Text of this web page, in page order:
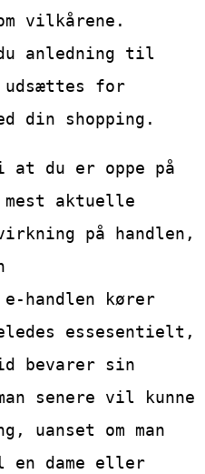
vilkårene.
anledning til
udsættes for
din shopping.
du er oppe på
mest aktuelle
på handlen,
handlen kører
essesentielt,
bevarer sin
senere vil kunne
uanset om man
dame eller